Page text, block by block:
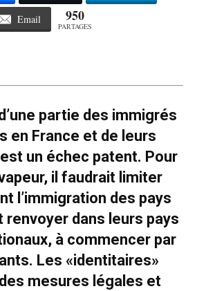
Email 950
PARTAGES
partie des immigrés
en France et de leurs
un échec patent. Pour
il faudrait limiter
l’immigration des pays
renvoyer dans leurs pays
à commencer par
Les «identitaires»
mesures légales et